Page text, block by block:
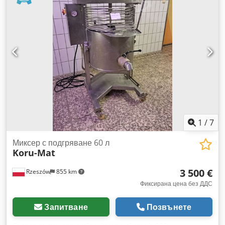
гаранция - вземане от склад - опция за доставка - цена по
1 /7
Rzeszów 855 km
Миксер с подгряване 60 л
Koru-Mat
3 500 €
Фиксирана цена без ДДС
Запитване Позвънете